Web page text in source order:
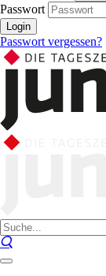
Passwort
Login
Passwort vergessen?